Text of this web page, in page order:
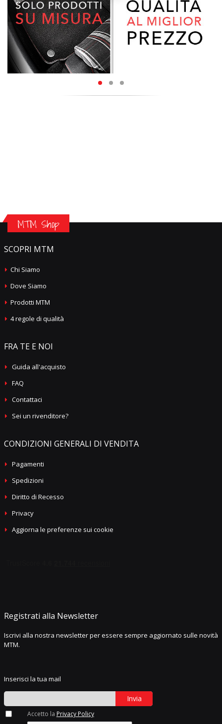
MTM Shop
SCOPRI MTM
Chi Siamo
Dove Siamo
Prodotti MTM
4 regole di qualità
FRA TE E NOI
Guida all'acquisto
FAQ
Contattaci
Sei un rivenditore?
CONDIZIONI GENERALI DI VENDITA
Pagamenti
Spedizioni
Diritto di Recesso
Privacy
Aggiorna le preferenze sui cookie
Registrati alla Newsletter
Iscrivi alla nostra newsletter per essere sempre aggiornato sulle novità
MTM.
Inserisci la tua mail
Invia
Accetto la Privacy Policy